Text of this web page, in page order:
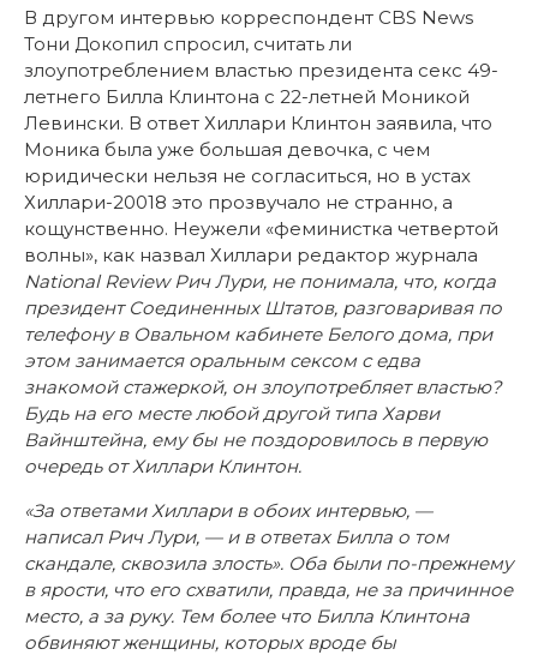
В другом интервью корреспондент CBS News
Тони Докопил спросил, считать ли
злоупотреблением властью президента секс 49-
летнего Билла Клинтона с 22-летней Моникой
Левински. В ответ Хиллари Клинтон заявила, что
Моника была уже большая девочка, с чем
юридически нельзя не согласиться, но в устах
Хиллари-20018 это прозвучало не странно, а
кощунственно. Неужели «феминистка четвертой
волны», как назвал Хиллари редактор журнала
National ReviewРич Лури, не понимала, что, когда
президент Соединенных Штатов, разговаривая по
телефону в Овальном кабинете Белого дома, при
этом занимается оральным сексом с едва
знакомой стажеркой, он злоупотребляет властью?
Будь на его месте любой другой типа Харви
Вайнштейна, ему бы не поздоровилось в первую
очередь от Хиллари Клинтон.
«За ответами Хиллари в обоих интервью, —
написал Рич Лури, — и в ответах Билла о том
скандале, сквозила злость». Оба были по-прежнему
в ярости, что его схватили, правда, не за причинное
место, а за руку. Тем более что Билла Клинтона
обвиняют женщины, которых вроде бы